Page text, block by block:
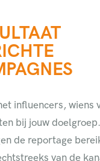
influencers, wiens
bij jouw
de reportage
van de